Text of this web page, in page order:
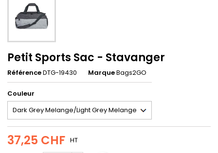
Petit Sports Sac - Stavanger
RéférenceDTG-19430 MarqueBags2GO
Couleur
37,25 CHF HT